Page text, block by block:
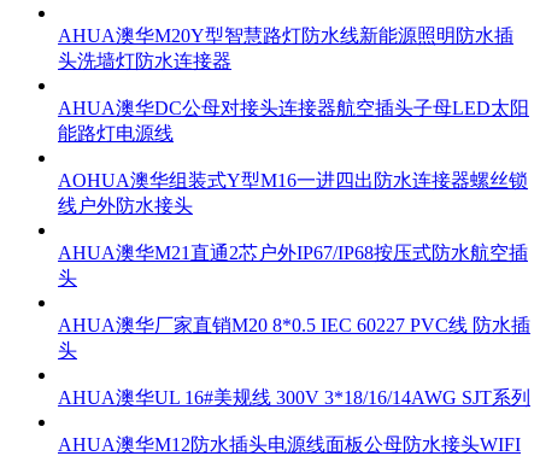
AHUA澳华M20Y型智慧路灯防水线新能源照明防水插
头洗墙灯防水连接器
AHUA澳华DC公母对接头连接器航空插头子母LED太阳
能路灯电源线
AOHUA澳华组装式Y型M16一进四出防水连接器螺丝锁
线户外防水接头
AHUA澳华M21直通2芯户外IP67/IP68按压式防水航空插
头
AHUA澳华厂家直销M20 8*0.5 IEC 60227 PVC线 防水插
头
AHUA澳华UL 16#美规线 300V 3*18/16/14AWG SJT系列
AHUA澳华M12防水插头电源线面板公母防水接头WIFI